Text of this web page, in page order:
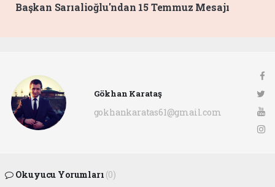
Başkan Sarıalioğlu'ndan 15 Temmuz Mesajı
Gökhan Karataş
gokhankaratas61@gmail.com
Okuyucu Yorumları (0)